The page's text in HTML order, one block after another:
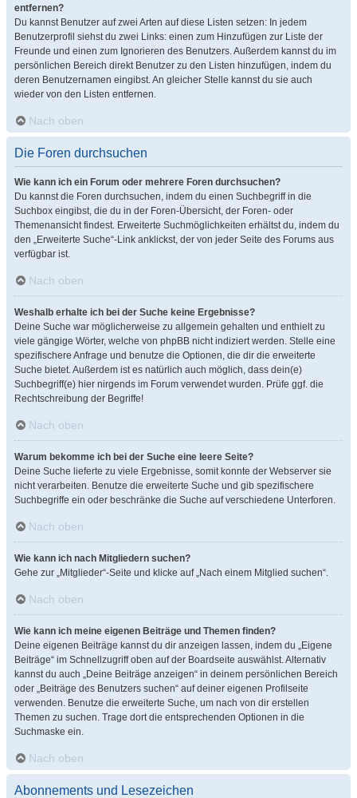
entfernen?
Du kannst Benutzer auf zwei Arten auf diese Listen setzen: In jedem
Benutzerprofil siehst du zwei Links: einen zum Hinzufügen zur Liste der
Freunde und einen zum Ignorieren des Benutzers. Außerdem kannst du im
persönlichen Bereich direkt Benutzer zu den Listen hinzufügen, indem du
deren Benutzernamen eingibst. An gleicher Stelle kannst du sie auch
wieder von den Listen entfernen.
Nach oben
Die Foren durchsuchen
Wie kann ich ein Forum oder mehrere Foren durchsuchen?
Du kannst die Foren durchsuchen, indem du einen Suchbegriff in die
Suchbox eingibst, die du in der Foren-Übersicht, der Foren- oder
Themenansicht findest. Erweiterte Suchmöglichkeiten erhältst du, indem du
den „Erweiterte Suche“-Link anklickst, der von jeder Seite des Forums aus
verfügbar ist.
Nach oben
Weshalb erhalte ich bei der Suche keine Ergebnisse?
Deine Suche war möglicherweise zu allgemein gehalten und enthielt zu
viele gängige Wörter, welche von phpBB nicht indiziert werden. Stelle eine
spezifischere Anfrage und benutze die Optionen, die dir die erweiterte
Suche bietet. Außerdem ist es natürlich auch möglich, dass dein(e)
Suchbegriff(e) hier nirgends im Forum verwendet wurden. Prüfe ggf. die
Rechtschreibung der Begriffe!
Nach oben
Warum bekomme ich bei der Suche eine leere Seite?
Deine Suche lieferte zu viele Ergebnisse, somit konnte der Webserver sie
nicht verarbeiten. Benutze die erweiterte Suche und gib spezifischere
Suchbegriffe ein oder beschränke die Suche auf verschiedene Unterforen.
Nach oben
Wie kann ich nach Mitgliedern suchen?
Gehe zur „Mitglieder“-Seite und klicke auf „Nach einem Mitglied suchen“.
Nach oben
Wie kann ich meine eigenen Beiträge und Themen finden?
Deine eigenen Beiträge kannst du dir anzeigen lassen, indem du „Eigene
Beiträge“ im Schnellzugriff oben auf der Boardseite auswählst. Alternativ
kannst du auch „Deine Beiträge anzeigen“ in deinem persönlichen Bereich
oder „Beiträge des Benutzers suchen“ auf deiner eigenen Profilseite
verwenden. Benutze die erweiterte Suche, um nach von dir erstellen
Themen zu suchen. Trage dort die entsprechenden Optionen in die
Suchmaske ein.
Nach oben
Abonnements und Lesezeichen